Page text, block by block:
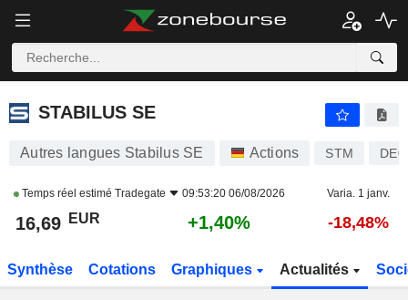
STABILUS SE
STABILUS SE
Autres langues Stabilus SE Actions STM
Temps réel estimé Tradegate 09:53:20 06/08/2026 Varia. 1 janv.
16,69 EUR +1,40% -18,48%
Synthèse Cotations Graphiques Actualités